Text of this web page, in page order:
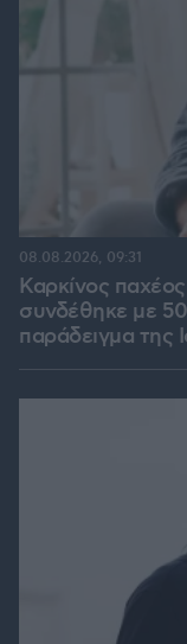
Καρκίνος
συνδέθηκε με
παράδειγμα της
08.08.2026, 09:31